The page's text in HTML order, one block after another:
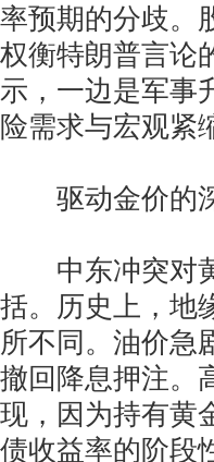
率预期的分歧。
权衡特朗普言论
示，一边是军事
险需求与宏观紧
驱动金价的深
中东冲突对黄
括。历史上，地
所不同。油价急
撤回降息押注。
现，因为持有黄
债收益率的阶段